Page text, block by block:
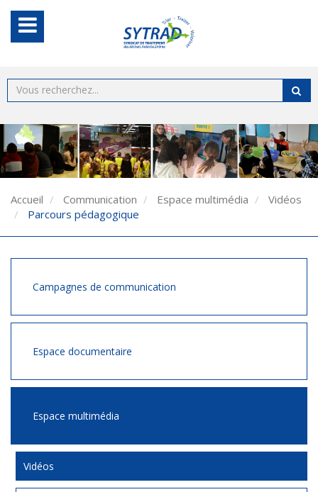
Accueil Communication Espace multimédia
Vidéos
Parcours pédagogique
Campagnes de communication
Espace documentaire
Espace multimédia
Vidéos